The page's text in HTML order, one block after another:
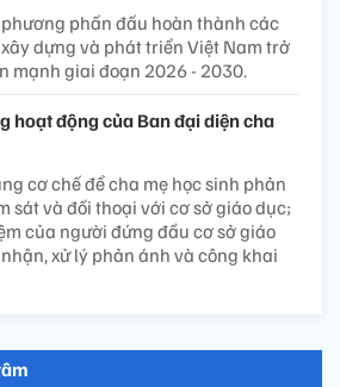
phấn đấu hoàn thành các
dựng và phát triển Việt Nam trở
mạnh giai đoạn 2026 - 2030.
hoạt động của Ban đại diện cha
cơ chế để cha mẹ học sinh phản
sát và đối thoại với cơ sở giáo dục;
của người đứng đầu cơ sở giáo
xử lý phản ánh và công khai